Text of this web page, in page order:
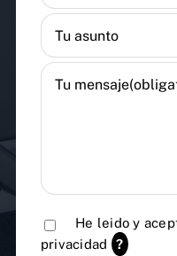
He leido y
privacidad
?